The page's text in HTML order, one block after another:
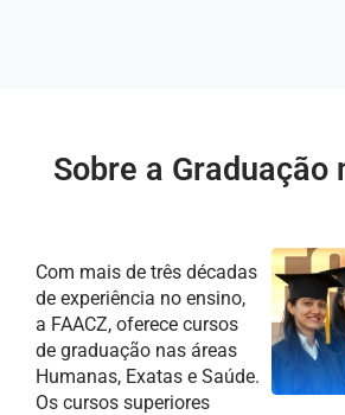
Sobre a Graduação
Com mais de três décadas
de experiência no ensino,
a FAACZ, oferece cursos
de graduação nas áreas
Humanas, Exatas e Saúde.
Os cursos superiores